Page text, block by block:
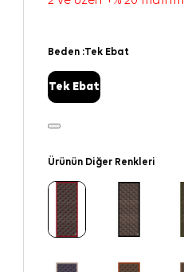
Beden :Tek Ebat
Tek Ebat
Ürünün Diğer Renkleri